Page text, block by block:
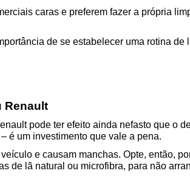
caras e preferem fazer a própria
de se estabelecer uma rotina
Renault
pode ter efeito ainda nefasto que o
é um investimento que vale a pena.
e causam manchas. Opte, então,
de lã natural ou microfibra, para não